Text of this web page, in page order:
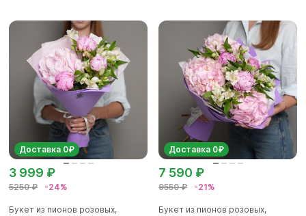
Доставка 0₽
5250 ₽ -24%
3 999 ₽
Букет из пионов розовых,
Доставка 0₽
9550 ₽ -21%
7 590 ₽
Букет из пионов розовых,